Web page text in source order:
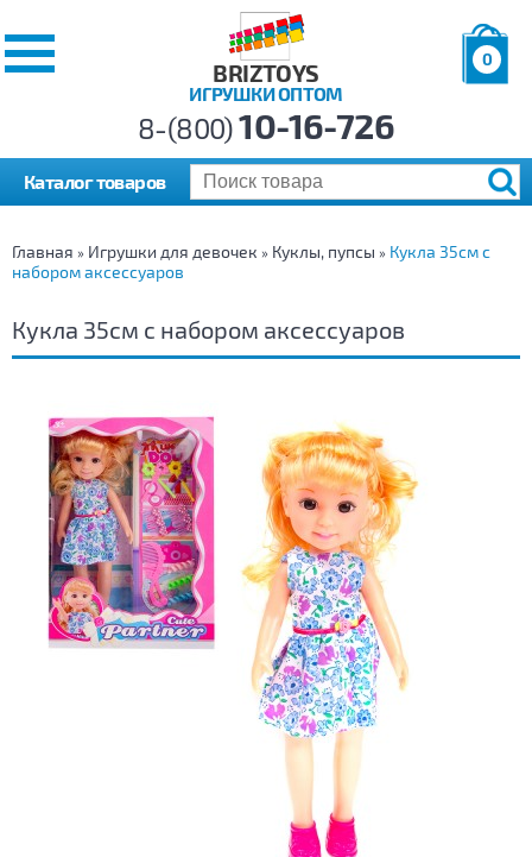
BRIZTOYS
ИГРУШКИ ОПТОМ
0
р.
8-(800)10-16-726
Каталог товаров
Главная » Игрушки для девочек » Куклы, пупсы » Кукла 35см с
набором аксессуаров
Кукла 35см с набором аксессуаров